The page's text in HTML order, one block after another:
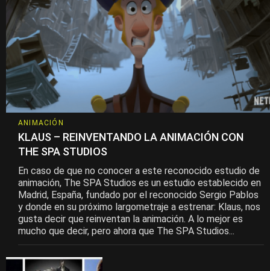
ANIMACIÓN
KLAUS – REINVENTANDO LA ANIMACIÓN CON
THE SPA STUDIOS
En caso de que no conocer a este reconocido estudio de
animación, The SPA Studios es un estudio establecido en
Madrid, España, fundado por el reconocido Sergio Pablos
y donde en su próximo largometraje a estrenar: Klaus, nos
gusta decir que reinventan la animación. A lo mejor es
mucho que decir, pero ahora que The SPA Studios...